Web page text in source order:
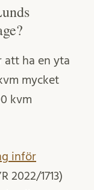
att ha en yta
mycket
kvm
inför
2022/1713)